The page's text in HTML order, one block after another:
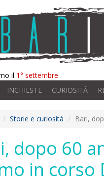
il 1° settembre
INCHIESTE CURIOSITÀ
Storie e curiosità Bari,
dopo 60
in corso